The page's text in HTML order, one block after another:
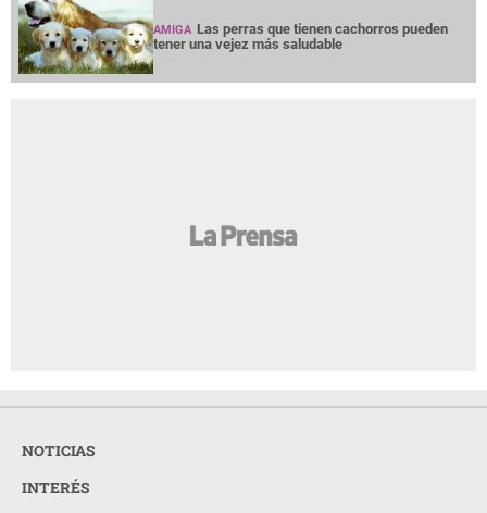
AMIGA Las perras que tienen cachorros pueden
tener una vejez más saludable
NOTICIAS
INTERÉS